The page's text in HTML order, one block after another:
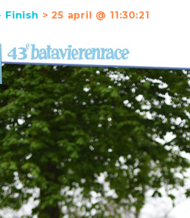
Finish > 25 april @ 11:30:21